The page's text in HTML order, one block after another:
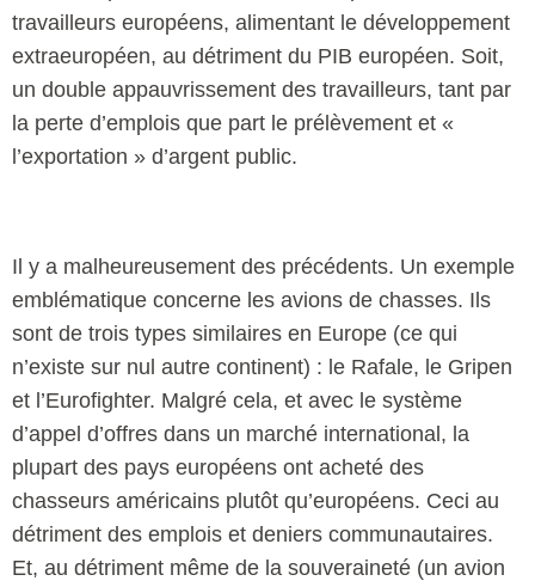
travailleurs européens, alimentant le développement
extraeuropéen, au détriment du PIB européen. Soit,
un double appauvrissement des travailleurs, tant par
la perte d’emplois que part le prélèvement et «
l’exportation » d’argent public.
Il y a malheureusement des précédents. Un exemple
emblématique concerne les avions de chasses. Ils
sont de trois types similaires en Europe (ce qui
n’existe sur nul autre continent) : le Rafale, le Gripen
et l’Eurofighter. Malgré cela, et avec le système
d’appel d’offres dans un marché international, la
plupart des pays européens ont acheté des
chasseurs américains plutôt qu’européens. Ceci au
détriment des emplois et deniers communautaires.
Et, au détriment même de la souveraineté (un avion